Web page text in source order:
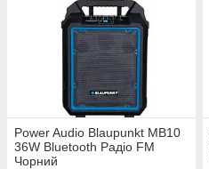
Power Audio Blaupunkt MB10
36W Bluetooth Радіо FM
Чорний